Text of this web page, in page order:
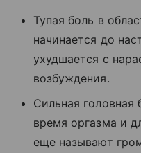
Тупая боль в
начинается до
ухудшается с
возбуждения.
Сильная головная
время оргазма и
еще называют